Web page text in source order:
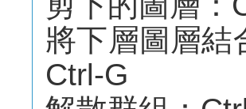
將下層圖層結
Ctrl-G